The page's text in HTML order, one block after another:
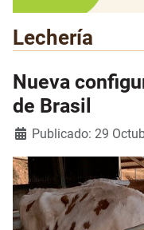
Lechería
Nueva
de Brasil
Detalles
Publicado: 29